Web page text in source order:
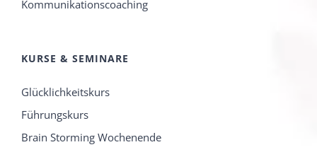
Kommunikationscoaching
KURSE & SEMINARE
Glücklichkeitskurs
Führungskurs
Brain Storming Wochenende